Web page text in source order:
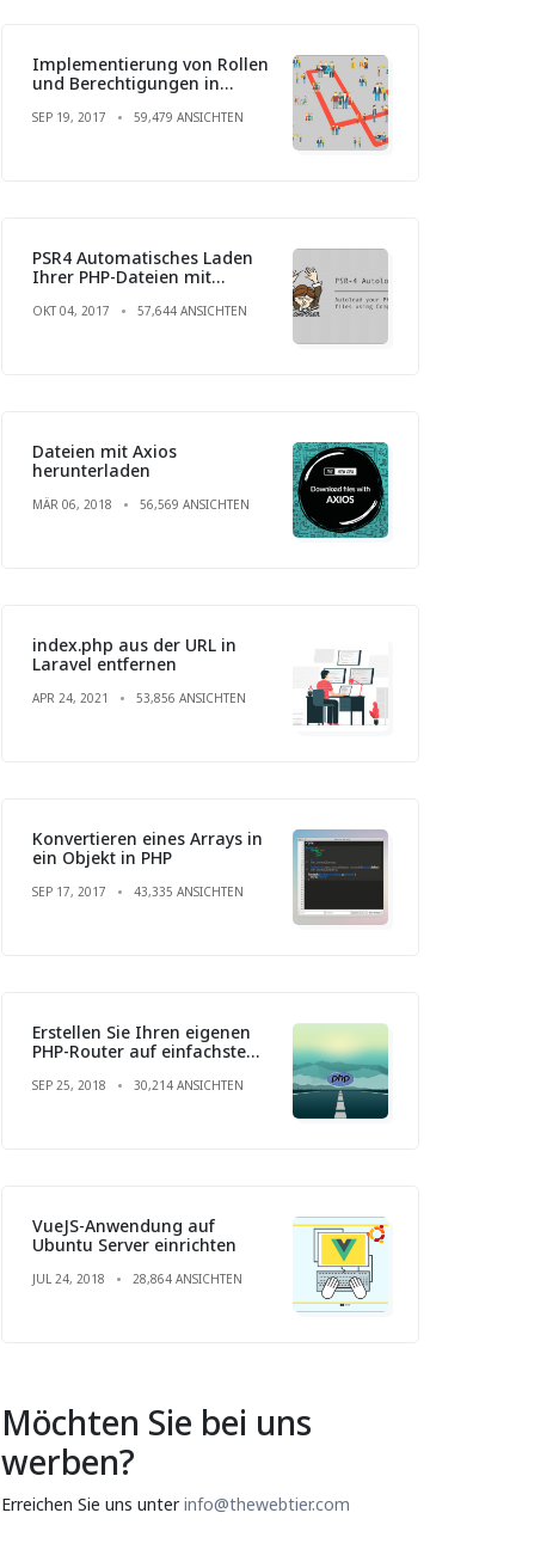
Implementierung von Rollen
und Berechtigungen in
SEP 19, 2017 59,479 ANSICHTEN
PSR4 Automatisches Laden
Ihrer PHP-Dateien mit
OKT 04, 2017 57,644 ANSICHTEN
Dateien mit Axios
herunterladen
MÄR 06, 2018 56,569 ANSICHTEN
index.php aus der URL in
Laravel entfernen
APR 24, 2021 53,856 ANSICHTEN
Konvertieren eines Arrays in
ein Objekt in PHP
SEP 17, 2017 43,335 ANSICHTEN
Erstellen Sie Ihren eigenen
PHP-Router auf einfachste
SEP 25, 2018 30,214 ANSICHTEN
VueJS-Anwendung auf
Ubuntu Server einrichten
JUL 24, 2018 28,864 ANSICHTEN
Möchten Sie bei uns
werben?
Erreichen Sie uns unterinfo@thewebtier.com